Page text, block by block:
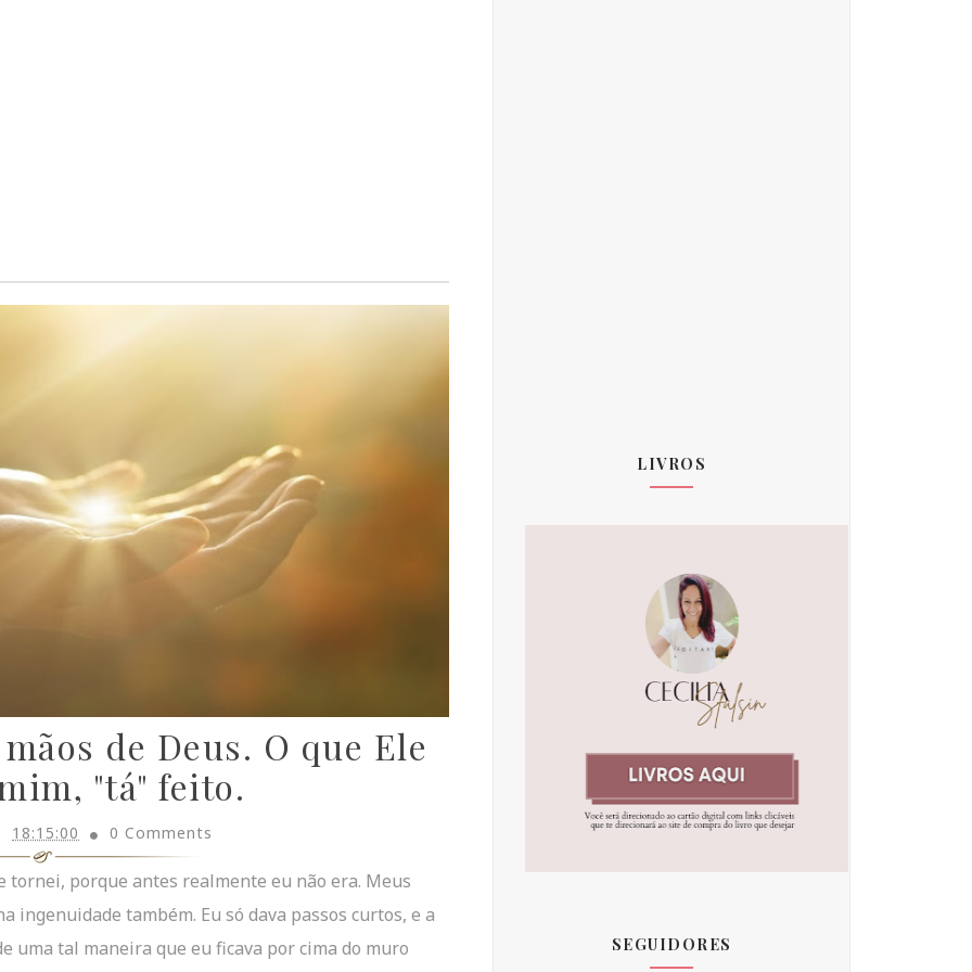
de Deus. O que Ele
"tá" feito.
18:15:00 0 Comments
porque antes realmente eu não era. Meus
ingenuidade também. Eu só dava passos curtos, e a
uma tal maneira que eu ficava por cima do muro
LIVROS
SEGUIDORES